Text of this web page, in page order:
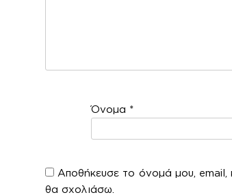
Όνομα *
Αποθήκευσε το όνομά μου, email,
θα σχολιάσω.